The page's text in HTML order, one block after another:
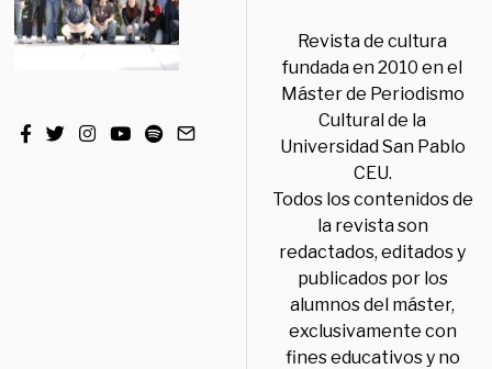
Revista de cultura
fundada en 2010 en el
Máster de Periodismo
Cultural de la
Universidad San Pablo
CEU.
Todos los contenidos de
la revista son
redactados, editados y
publicados por los
alumnos del máster,
exclusivamente con
fines educativos y no